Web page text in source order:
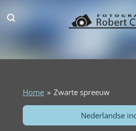
direct
Home » Zwarte spreeuw
Nederlandse